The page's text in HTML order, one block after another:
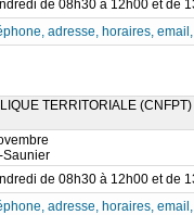
de 08h30 à 12h00 et de
adresse, horaires,
TERRITORIALE
Saunier
de 08h30 à 12h00 et de
adresse, horaires,